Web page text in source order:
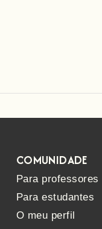
COMUNIDADE
Para professores
Para estudantes
O meu perfil